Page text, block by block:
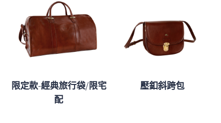
限定款-經典旅行袋/限宅
配
壓釦斜跨包